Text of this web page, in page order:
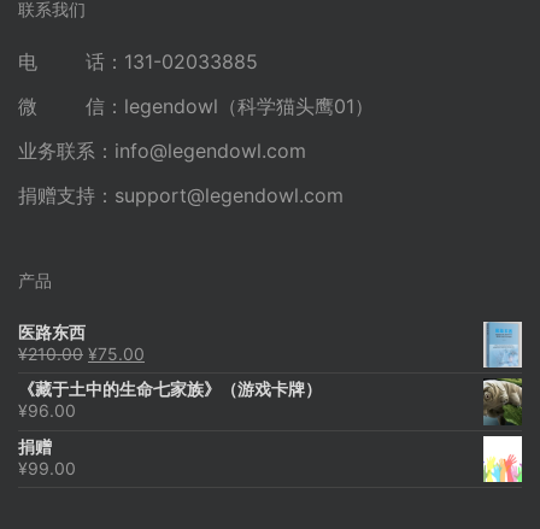
联系我们
电 话：131-02033885
微 信：legendowl（科学猫头鹰01）
业务联系： info@legendowl.com
捐赠支持： support@legendowl.com
产品
医路东西
¥210.00 原
为：
¥75.00
价
《藏于土中的生命七家族》（游戏卡牌）
¥96.00
捐赠
¥99.00